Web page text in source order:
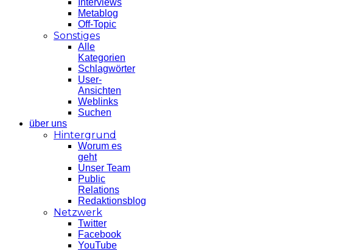
Interviews
Metablog
Off-Topic
Sonstiges
Alle
Kategorien
Schlagwörter
User-
Ansichten
Weblinks
Suchen
über uns
Hintergrund
Worum es
geht
Unser Team
Public
Relations
Redaktionsblog
Netzwerk
Twitter
Facebook
YouTube